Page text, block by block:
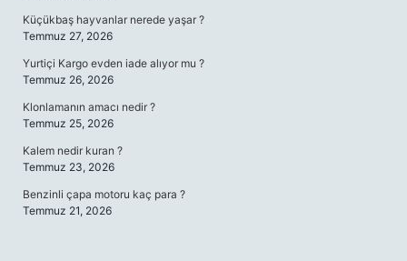
Küçükbaş hayvanlar nerede yaşar ?
Temmuz 27, 2026
Yurtiçi Kargo evden iade alıyor mu ?
Temmuz 26, 2026
Klonlamanın amacı nedir ?
Temmuz 25, 2026
Kalem nedir kuran ?
Temmuz 23, 2026
Benzinli çapa motoru kaç para ?
Temmuz 21, 2026